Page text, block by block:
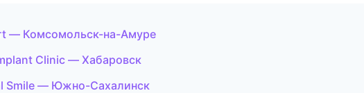
— Комсомольск-на-Амуре
Clinic — Хабаровск
Smile — Южно-Сахалинск